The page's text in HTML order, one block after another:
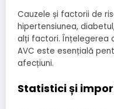
Cauzele și factorii de
hipertensiunea,
alți factori. Înțelegerea
AVC este esențială
afecțiuni.
Statistici și